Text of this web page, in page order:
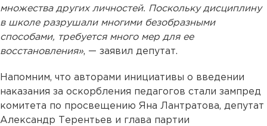
множества других личностей. Поскольку дисциплину
в школе разрушали многими безобразными
способами, требуется много мер для ее
восстановления», — заявил депутат.
Напомним, что авторами инициативы о введении
наказания за оскорбления педагогов стали зампред
комитета по просвещению Яна Лантратова, депутат
Александр Терентьев и глава партии